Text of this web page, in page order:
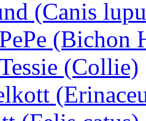
(Canis
PePe (Bichon
(Collie)